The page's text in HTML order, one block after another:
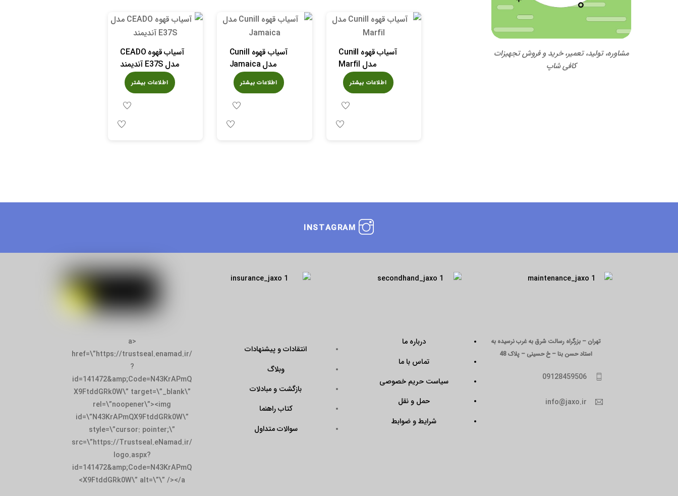
آسیاب قهوه Cunill
مدل Marfil
اطلاعات بیشتر
آسیاب قهوه Cunill
مدل Jamaica
اطلاعات بیشتر
آسیاب قهوه CEADO
مدل E37S آندیمند
اطلاعات بیشتر
مشاوره، تولید، تعمیر، خرید و فروش تجهیزات
کافی شاپ
INSTAGRAM
تهران – بزرگراه رسالت شرق به غرب نرسیده به
استاد حسن بنا – خ حسینی – پلاک 48
09128459506
info@jaxo.ir
درباره ما
تماس با ما
سیاست حریم خصوصی
حمل و نقل
شرایط و ضوابط
انتقادات و پیشنهادات
وبلاگ
بازگشت و مبادلات
کتاب راهنما
سوالات متداول
<a
href=\”https://trustseal.enamad.ir/
?
id=141472&amp;Code=N43KrAPmQ
X9FtddGRk0W\” target=\”_blank\”
rel=\”noopener\”><img
id=\”N43KrAPmQX9FtddGRk0W\”
style=\”cursor: pointer;\”
src=\”https://Trustseal.eNamad.ir/
logo.aspx?
id=141472&amp;Code=N43KrAPmQ
X9FtddGRk0W\” alt=\”\” /></a>